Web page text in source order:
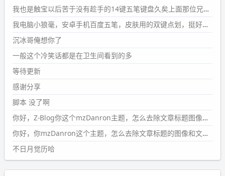
#PubWord要不我每年汇总整理一次？？碎雨集_沉冰浮水_
第1页https://www.wdssmq.com/tag/%E7%A2%8E%E9%9
B%A8%E9%9B%86/
wdssmq
2024-09-23 20:58:40
#PubWord
条嘟？？？？
wdssmq
2024-09-15 10:32:07
#PubWordVSCode 内 git 操作卡住的时候没办法主动取消
一直是个痛点，一般都是推送或拉取，今天连提交都卡
了。。
wdssmq
2024-09-11 08:45:43
我也是触宝以后苦于没有趁手的14键五笔键盘久矣上面那位兄台用的百度双键点划布局我也用过很久，那个皮肤做得很粗糙，个别键位的触发区域是错位的，快速打字时很容易出错，修改它的皮肤文件校正后勉强能用，但早年出的皮肤分辨率太低，实在谈不上美观。百度小米定制版的商店里有一个"小黑板"皮肤还不错(百度官方输入法商店里没有)，但那个风格我不喜欢这两天找到了一个叫"森林集"的公众号，开发了海量的皮肤，很多都有14键版本，付费但很便宜，几块钱，终于有自己满意的输入法了搜了一下，这个工作室还是百度的官方合作伙伴，不知道为什么14键作品都不在官方商店上架，难道是百度官方在刻意放弃14键？
我电脑小狼毫，安卓手机百度五笔，皮肤用的双键点划，挺好的。
沉冰哥俺想你了
一般这个冷笑话都是在卫生间看到的多
等待更新
感谢分享
脚本 没了啊
你好，Z-Blog你这个mzDanron主题，怎么去除文章标题图像和文章摘要，仅显示标题，感谢回复！
你好，你mzDanron这个主题，怎么去除文章标题的图像和文章摘要！仅显示标题，感谢回复解决！
不日月觉历哈